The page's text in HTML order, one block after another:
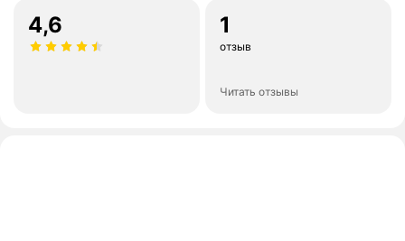
4,6 1
отзыв
Читать отзывы